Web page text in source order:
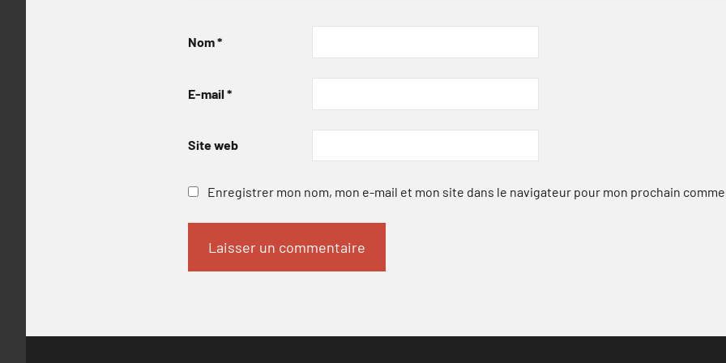
Nom*
E-mail *
Site web
Enregistrer mon nom, mon e-mail et mon site dans le navigateur pour mon prochain